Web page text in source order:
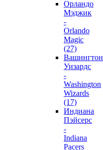
Орландо
Мэджик
-
Orlando
Magic
(27)
Вашингтон
Уизардс
-
Washington
Wizards
(17)
Индиана
Пэйсерс
-
Indiana
Pacers